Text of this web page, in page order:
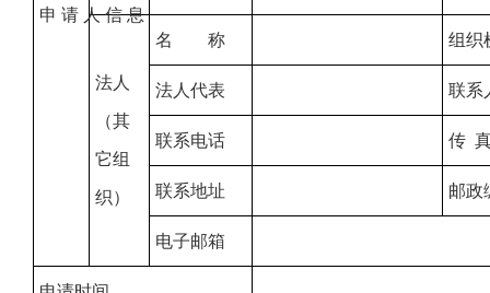
申 请 人 信 息
法人
（其
它组
织）
名 称 组织
法人代表 联系
联系电话 传
联系地址 邮政
电子邮箱